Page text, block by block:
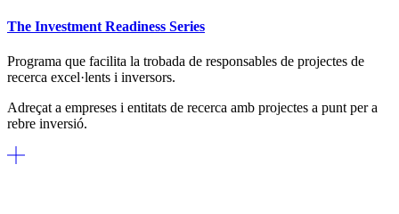
The Investment Readiness Series
Programa que facilita la trobada de responsables de projectes de
recerca excel·lents i inversors.
Adreçat a empreses i entitats de recerca amb projectes a punt per a
rebre inversió.